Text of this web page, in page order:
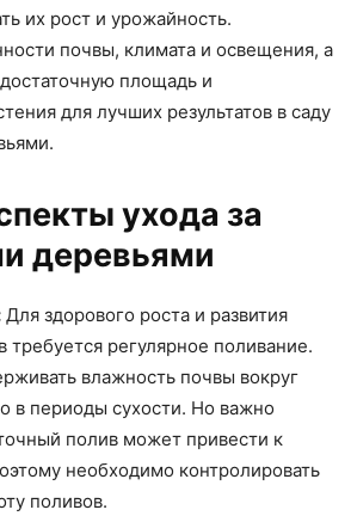
их рост и урожайность.
почвы, климата и освещения, а
площадь и
для лучших результатов в саду
ухода за
деревьями
Для здорового роста и развития
требуется регулярное поливание.
влажность почвы вокруг
в периоды сухости. Но важно
полив может привести к
необходимо контролировать
поливов.